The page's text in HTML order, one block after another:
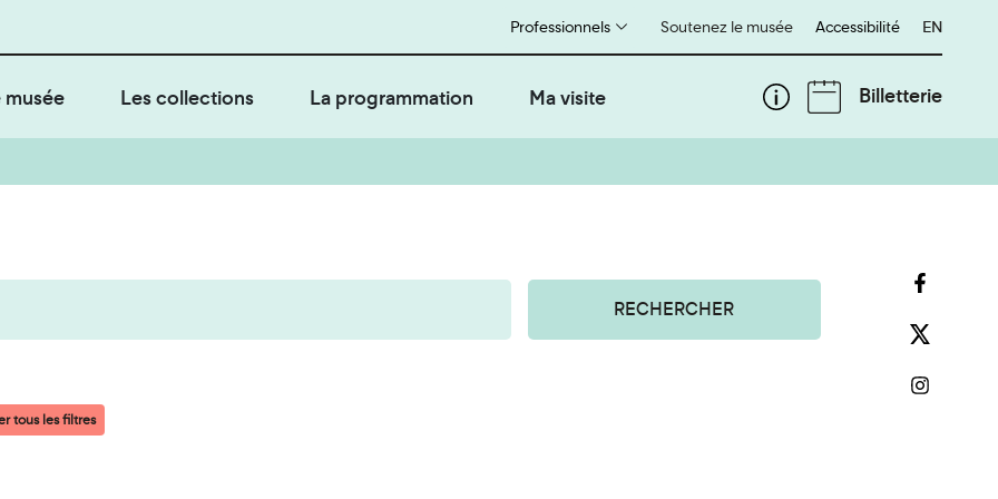
Soutenez le musée
Professionnels Accessibilité English
EN
musée Les collections La programmation Ma visite Billetterie
RECHERCHER
tous les filtres